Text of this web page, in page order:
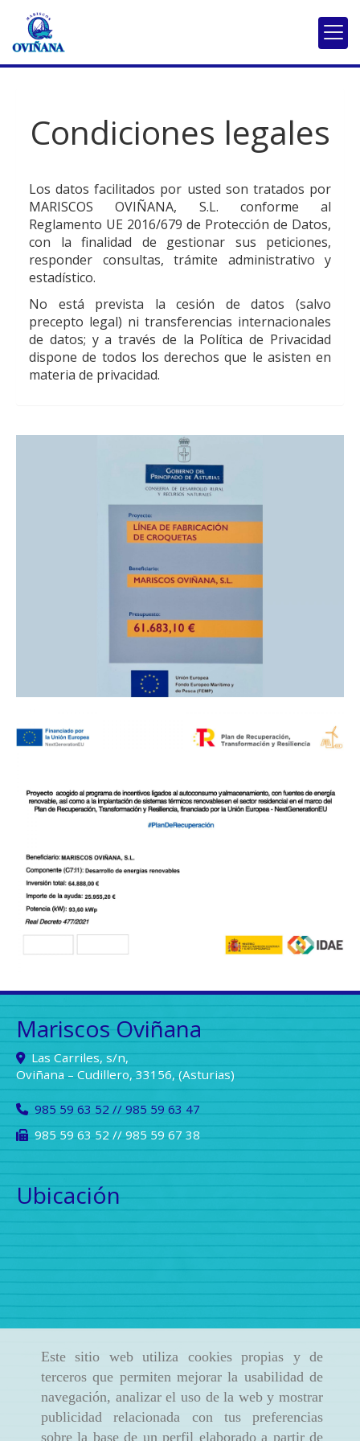
Este sitio web utiliza cookies propias y de
terceros que permiten mejorar la usabilidad de
navegación, analizar el uso de la web y mostrar
publicidad relacionada con tus preferencias
sobre la base de un perfil elaborado a partir de
Condiciones legales
Los datos facilitados por usted son tratados por
MARISCOS OVIÑANA, S.L. conforme al
Reglamento UE 2016/679 de Protección de Datos,
con la finalidad de gestionar sus peticiones,
responder consultas, trámite administrativo y
estadístico.
No está prevista la cesión de datos (salvo
precepto legal) ni transferencias internacionales
de datos; y a través de la Política de Privacidad
dispone de todos los derechos que le asisten en
materia de privacidad.
Mariscos Oviñana
Las Carriles, s/n,
Oviñana – Cudillero, 33156, (Asturias)
985 59 63 52 // 985 59 63 47
985 59 63 52 // 985 59 67 38
Ubicación